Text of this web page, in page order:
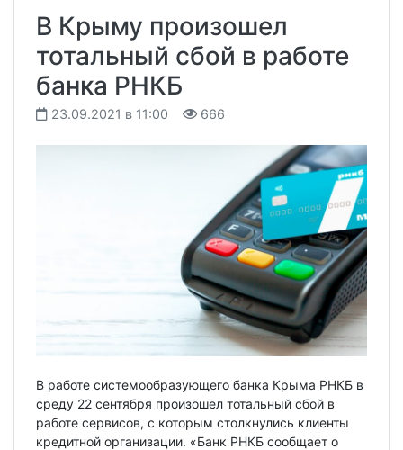
В Крыму произошел
тотальный сбой в работе
банка РНКБ
23.09.2021 в 11:00 666
В работе системообразующего банка Крыма РНКБ в
среду 22 сентября произошел тотальный сбой в
работе сервисов, с которым столкнулись клиенты
кредитной организации. «Банк РНКБ сообщает о